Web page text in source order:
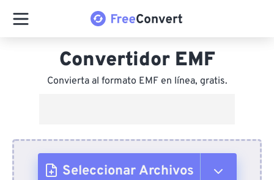
Convertidor EMF
Convierta al formato EMF en línea, gratis.
Seleccionar Archivos